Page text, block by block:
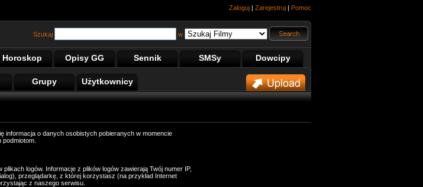
Zaloguj | Zarejestruj | Pomoc
Szukaj w
Horoskop Opisy GG Sennik SMSy Dowcipy
Grupy Użytkownicy
informacja o danych osobistych pobieranych w momencie
logów. Informacje z plików logów zawierają Twój numer IP,
przeglądarkę, z której korzystasz (na przykład Internet
z naszego serwisu.